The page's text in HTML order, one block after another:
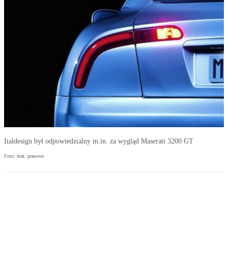
Italdesign był odpowiedzialny m.in. za wygląd Maserati 3200 GT
Foto: mat. prasowe